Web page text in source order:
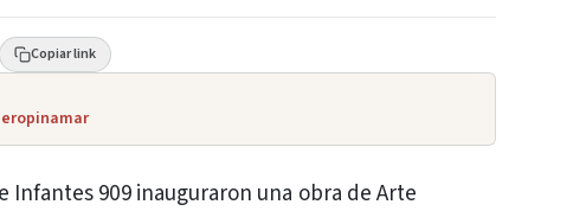
Copiar link
909 inauguraron una obra de Arte